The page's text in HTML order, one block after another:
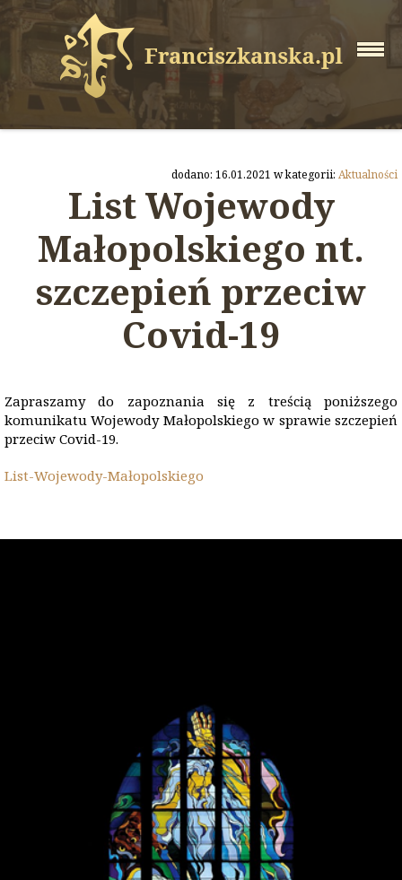
dodano: 16.01.2021 w kategorii: Aktualności
List Wojewody
Małopolskiego nt.
szczepień przeciw
Covid-19
Zapraszamy do zapoznania się z treścią poniższego
komunikatu Wojewody Małopolskiego w sprawie szczepień
przeciw Covid-19.
List-Wojewody-Małopolskiego